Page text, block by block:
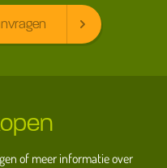
of meer informatie over